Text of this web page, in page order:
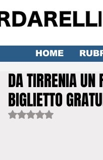
HOME
DA TIRRENIA
BIGLIETTO
Valutazione NaN stelle